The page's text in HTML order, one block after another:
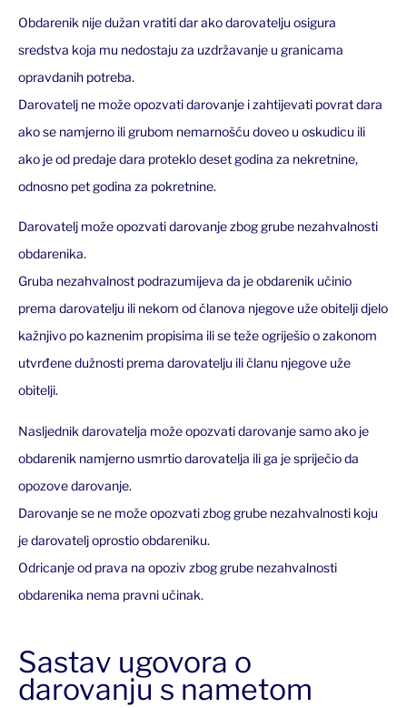
Obdarenik nije dužan vratiti dar ako darovatelju osigura
sredstva koja mu nedostaju za uzdržavanje u granicama
opravdanih potreba.
Darovatelj ne može opozvati darovanje i zahtijevati povrat dara
ako se namjerno ili grubom nemarnošću doveo u oskudicu ili
ako je od predaje dara proteklo deset godina za nekretnine,
odnosno pet godina za pokretnine.
Darovatelj može opozvati darovanje zbog grube nezahvalnosti
obdarenika.
Gruba nezahvalnost podrazumijeva da je obdarenik učinio
prema darovatelju ili nekom od članova njegove uže obitelji djelo
kažnjivo po kaznenim propisima ili se teže ogriješio o zakonom
utvrđene dužnosti prema darovatelju ili članu njegove uže
obitelji.
Nasljednik darovatelja može opozvati darovanje samo ako je
obdarenik namjerno usmrtio darovatelja ili ga je spriječio da
opozove darovanje.
Darovanje se ne može opozvati zbog grube nezahvalnosti koju
je darovatelj oprostio obdareniku.
Odricanje od prava na opoziv zbog grube nezahvalnosti
obdarenika nema pravni učinak.
Sastav ugovora o
darovanju s nametom